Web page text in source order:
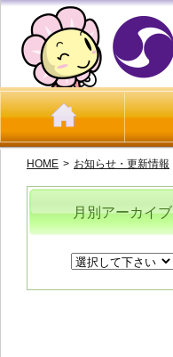
HOME > お知らせ・更新情報
月別アーカイブ